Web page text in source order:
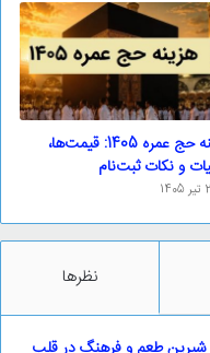
هزینه حج عمره 1405: قیمت‌ها،
و نکات ثبت‌نام
نظرها